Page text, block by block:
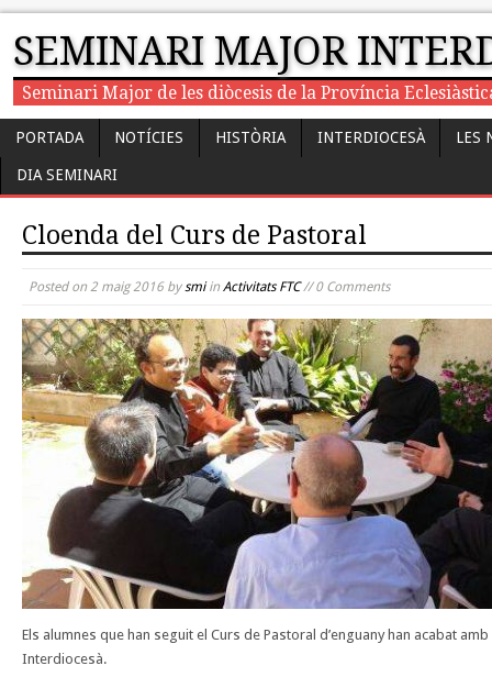
SEMINARI MAJOR
Seminari Major de les diòcesis de la Província
PORTADA NOTÍCIES HISTÒRIA INTERDIOCESÀ LES
DIA SEMINARI
Cloenda del Curs de Pastoral
Posted on 2 maig 2016bysmiin Activitats FTC// 0 Comments
Els alumnes que han seguit el Curs de Pastoral d’enguany han acabat
Interdiocesà.